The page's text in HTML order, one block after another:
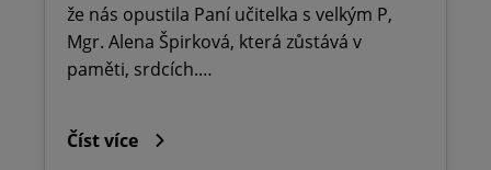
že nás opustila Paní učitelka s velkým P,
Mgr. Alena Špirková, která zůstává v
paměti, srdcích.…
Číst více